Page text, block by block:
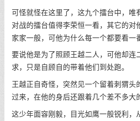
可怪就怪在这里了，这九个擂台中，唯
对战的擂台值得李荣恒一看，其它的对
家家一般，可他为什么每一个都要看一
要说他是为了照顾王越二人，可他却连
求，只是自顾自的带着他们到处跑。
王越正自奇怪，突然见一个留着刺猬头
过来，在他的身后还跟着几个差不多大
这少年面容刚毅，目光如鹰一般锐利，